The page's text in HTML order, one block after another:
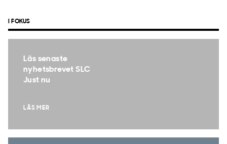
I FOKUS
Läs senaste
nyhetsbrevet SLC
Just nu
LÄS MER